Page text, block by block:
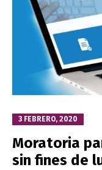
3 FEBRERO, 2020
Moratoria
sin fines de